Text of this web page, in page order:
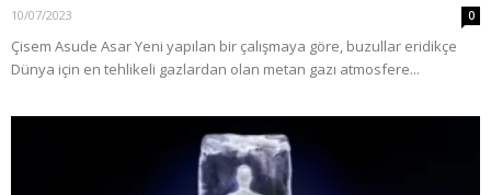
10/07/2023 0
Çisem Asude Asar Yeni yapılan bir çalışmaya göre, buzullar eridikçe
Dünya için en tehlikeli gazlardan olan metan gazı atmosfere...